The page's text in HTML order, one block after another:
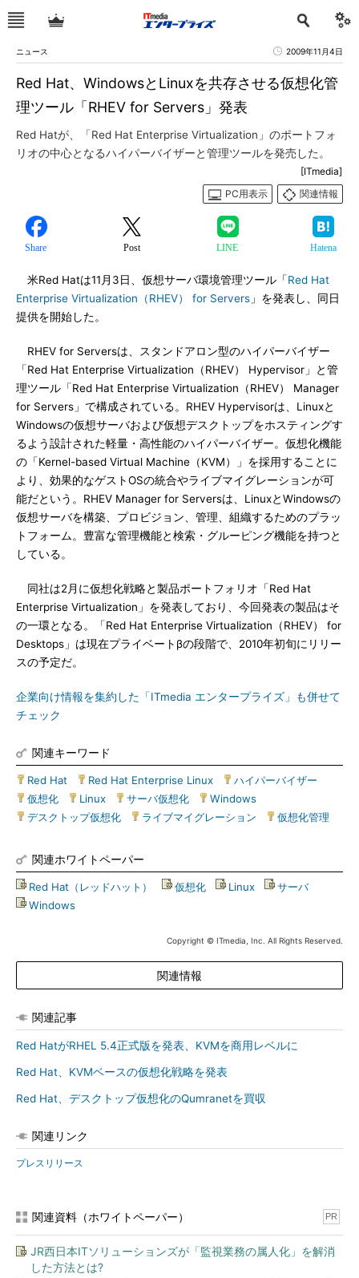
ニュース 2009年11月4日
Red Hat、WindowsとLinuxを共存させる仮想化管
理ツール「RHEV for Servers」発表
Red Hatが、「Red Hat Enterprise Virtualization」のポートフォ
リオの中心となるハイパーバイザーと管理ツールを発売した。
[ITmedia]
PC用表示
関連情報
Share Post LINE Hatena
米Red Hatは11月3日、仮想サーバ環境管理ツール「Red Hat
Enterprise Virtualization（RHEV） for Servers 」を発表し、同日
提供を開始した。
RHEV for Serversは、スタンドアロン型のハイパーバイザー
「Red Hat Enterprise Virtualization（RHEV） Hypervisor」と管
理ツール「Red Hat Enterprise Virtualization（RHEV） Manager
for Servers」で構成されている。RHEV Hypervisorは、Linuxと
Windowsの仮想サーバおよび仮想デスクトップをホスティングす
るよう設計された軽量・高性能のハイパーバイザー。仮想化機能
の「Kernel-based Virtual Machine（KVM）」を採用することに
より、効果的なゲストOSの統合やライブマイグレーションが可
能だという。RHEV Manager for Serversは、LinuxとWindowsの
仮想サーバを構築、プロビジョン、管理、組織するためのプラッ
トフォーム。豊富な管理機能と検索・グルーピング機能を持つと
している。
同社は2月に仮想化戦略と製品ポートフォリオ「Red Hat
Enterprise Virtualization」を発表しており、今回発表の製品はそ
の一環となる。「Red Hat Enterprise Virtualization（RHEV） for
Desktops」は現在プライベートβの段階で、2010年初旬にリリー
スの予定だ。
企業向け情報を集約した「ITmedia エンタープライズ」も併せて
チェック
関連キーワード
Red Hat Red Hat Enterprise Linux ハイパーバイザー
仮想化
Linux サーバ仮想化 Windows
デスクトップ仮想化
ライブマイグレーション 仮想化管理
関連ホワイトペーパー
Red Hat（レッドハット） 仮想化 Linux サーバ|
Windows
Copyright © ITmedia, Inc. All Rights Reserved.
関連情報
関連記事
Red HatがRHEL 5.4正式版を発表、KVMを商用レベルに
Red Hat、KVMベースの仮想化戦略を発表
Red Hat、デスクトップ仮想化のQumranetを買収
関連リンク
プレスリリース
関連資料（ホワイトペーパー） PR
JR西日本ITソリューションズが「監視業務の属人化」を解消
した方法とは?